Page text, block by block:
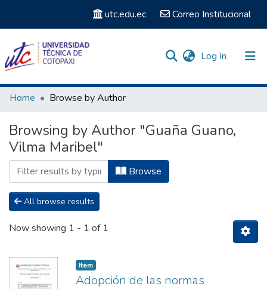
utc.edu.ec Correo Institucional
Log In (current)
Communities & Collections
Home Browse by Author
Browsing by Author "Guaña Guano,
Vilma Maribel"
Browse
All browse results
Now showing 1 - 1 of 1
Item
Adopción de las normas